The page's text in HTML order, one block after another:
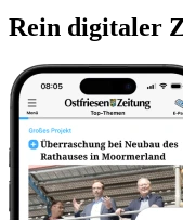
Rein digitaler